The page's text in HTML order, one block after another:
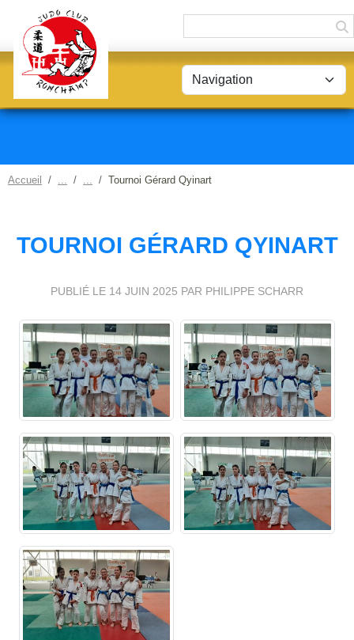
Accueil Tournoi Gérard Qyinart
TOURNOI GÉRARD QYINART
PUBLIÉ LE 14 JUIN 2025 PAR PHILIPPE SCHARR
Panneau de gestion des cookies